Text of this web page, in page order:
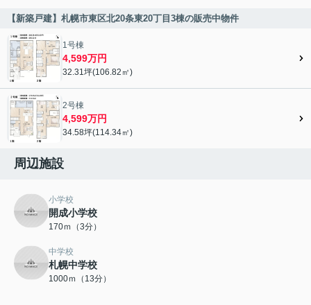
【新築戸建】札幌市東区北20条東20丁目3棟の販売中物件
1号棟
4,599万円
32.31坪(106.82㎡)
2号棟
4,599万円
34.58坪(114.34㎡)
周辺施設
小学校
開成小学校
170ｍ（3分）
中学校
札幌中学校
1000ｍ（13分）